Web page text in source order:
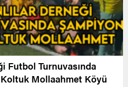
Futbol Turnuvasında
Mollaahmet Köyü